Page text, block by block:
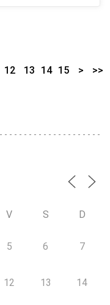
12 13 14 15 > >>
V S D
5 6 7
12 13 14